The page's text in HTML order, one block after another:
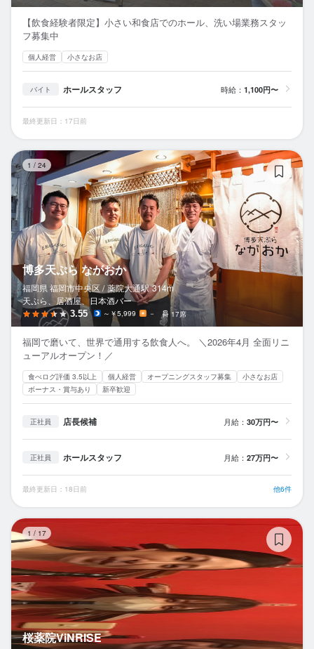
【飲食経験者限定】小さい和食店でのホール、洗い場業務スタッ
フ募集中
個人経営 小さなお店
バイト ホールスタッフ 時給： 1,100円〜
最終更新日：17日前
1 / 24
博多天ぷら ながおか
福岡県 福岡市中央区 / 薬院大通駅 314m
天ぷら、居酒屋、日本酒バー
3.55 ～￥5,999 － 17席
福岡で磨いて、世界で通用する飲食人へ。 ＼2026年4月 全面リニ
ューアルオープン！／
食べログ評価 3.5以上 個人経営 オープニングスタッフ募集
小さなお店
ボーナス・賞与あり
新卒歓迎
正社員 店長候補 月給： 30万円〜
正社員 ホールスタッフ 月給： 27万円〜
最終更新日：18日前 他6件
1 / 17
桜薬院ViNRISE